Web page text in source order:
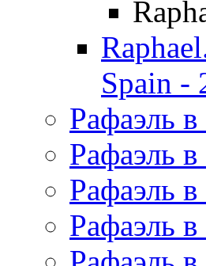
Spain -
Рафаэль
Рафаэль
Рафаэль
Рафаэль